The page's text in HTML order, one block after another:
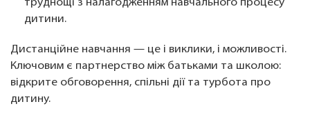
труднощі з налагодженням навчального процесу
дитини.
Дистанційне навчання — це і виклики, і можливості.
Ключовим є партнерство між батьками та школою:
відкрите обговорення, спільні дії та турбота про
дитину.